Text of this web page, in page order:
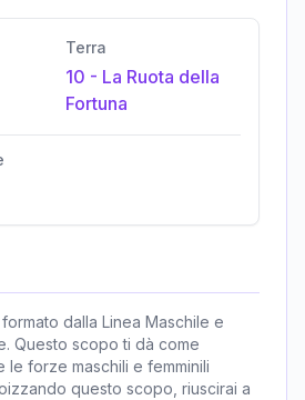
Terra
10 - La Ruota della
Fortuna
dalla Linea Maschile e
Questo scopo ti dà come
le forze maschili e femminili
questo scopo, riuscirai a